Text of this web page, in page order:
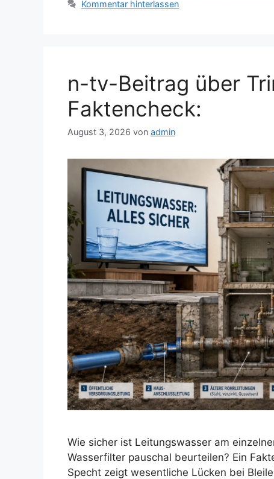
Kommentar hinterlassen
n-tv-Beitrag über
Faktencheck:
August 3, 2026 von admin
Wie sicher ist Leitungswasser am
Wasserfilter pauschal beurteilen? Ein
Specht zeigt wesentliche Lücken bei